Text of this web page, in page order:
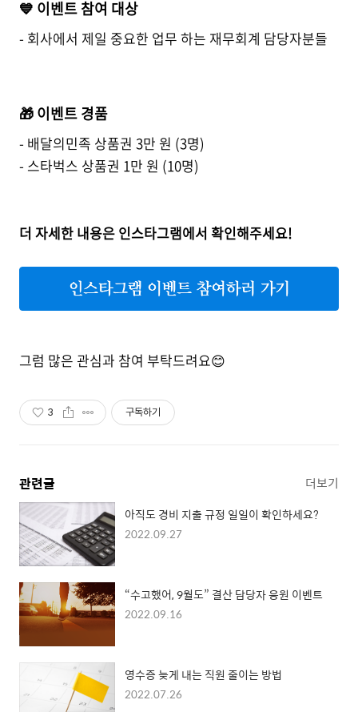
💙 이벤트 참여 대상
- 회사에서 제일 중요한 업무 하는 재무회계 담당자분들
🎁 이벤트 경품
- 배달의민족 상품권 3만 원 (3명)
- 스타벅스 상품권 1만 원 (10명)
더 자세한 내용은 인스타그램에서 확인해주세요!
그럼 많은 관심과 참여 부탁드려요😊
3 구독하기
관련글 더보기
아직도 경비 지출 규정 일일이 확인하세요?
2022.09.27
“수고했어, 9월도” 결산 담당자 응원 이벤트
2022.09.16
영수증 늦게 내는 직원 줄이는 방법
2022.07.26